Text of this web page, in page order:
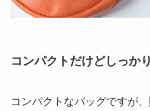
コンパクトだけどしっか
コンパクトなバッグですが、